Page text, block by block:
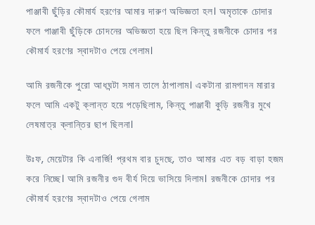
পাঞ্জাবী ছুঁড়ির কৌমার্য হরণের আমার দারুণ অভিজ্ঞতা হল। অমৃতাকে চোদার
ফলে পাঞ্জাবী ছুঁড়িকে চোদনের অভিজ্ঞতা হয়ে ছিল কিন্তু রজনীকে চোদার পর
কৌমার্য হরণের স্বাদটাও পেয়ে গেলাম।
আমি রজনীকে পুরো আধঘন্টা সমান তালে ঠাপালাম। একটানা রামগাদন মারার
ফলে আমি একটু ক্লান্ত হয়ে পড়েছিলাম, কিন্তু পাঞ্জাবী কুড়ি রজনীর মুখে
লেষমাত্র ক্লান্তির ছাপ ছিলনা।
উঃফ, মেয়েটার কি এনার্জি! প্রথম বার চুদছে, তাও আমার এত বড় বাড়া হজম
করে নিচ্ছে। আমি রজনীর গুদ বীর্য দিয়ে ভাসিয়ে দিলাম। রজনীকে চোদার পর
কৌমার্য হরণের স্বাদটাও পেয়ে গেলাম